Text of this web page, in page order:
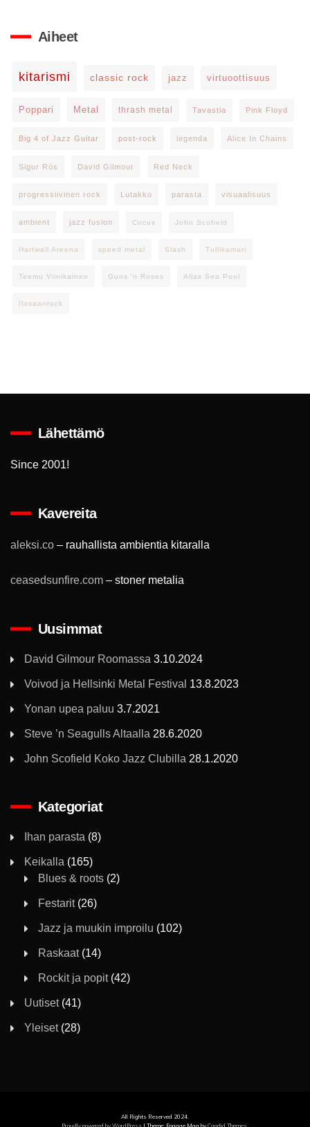
Aiheet
kitarismi classic rock jazz virtuoottisuus
Poppari Metal thrash metal Tavastia Pink Floyd
Big 4 of Jazz Guitar post-rock legenda Alice In Chains
Sigur Rós David Gilmour Red Neck
progressiivinen rock Lutakko parasta visuaalisuus
ambient jazz fusion Circus John Scofield
Hartwall Areena speed metal Slash Tullikamari
Teemu Viinikainen Guns 'n Roses Allas Sea Pool
Ilosaarirock
Lähettämö
Since 2001!
Kavereita
aleksi.co – rauhallista ambientia kitaralla
ceasedsunfire.com – stoner metalia
Uusimmat
David Gilmour Roomassa 3.10.2024
Voivod ja Hellsinki Metal Festival 13.8.2023
Yonan upea paluu 3.7.2021
Steve ’n Seagulls Altaalla 28.6.2020
John Scofield Koko Jazz Clubilla 28.1.2020
Kategoriat
Ihan parasta (8)
Keikalla (165)
Blues & roots (2)
Festarit(26)
Jazz ja muukin improilu (102)
Raskaat(14)
Rockit ja popit(42)
Uutiset(41)
Yleiset(28)
All Rights Reserved 2024.
Proudly powered by WordPress | Theme: Engage Mag by Candid Themes